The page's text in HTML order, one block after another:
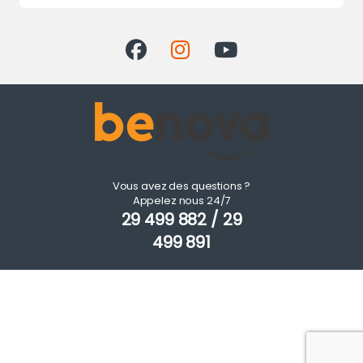
Vous avez des questions ?
Appelez nous 24/7
29 499 882 / 29
499 891